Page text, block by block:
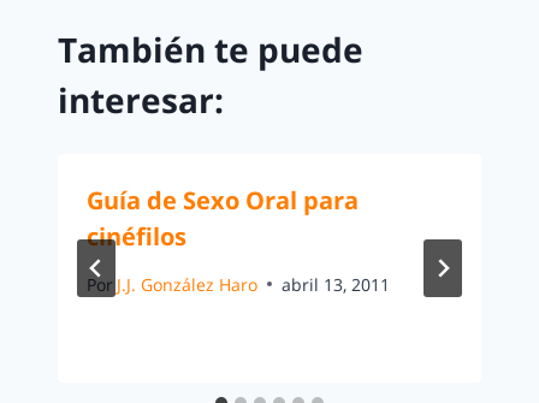
También te puede
interesar:
Guía de Sexo Oral para
cinéfilos
Por J.J. González Haro abril 13, 2011